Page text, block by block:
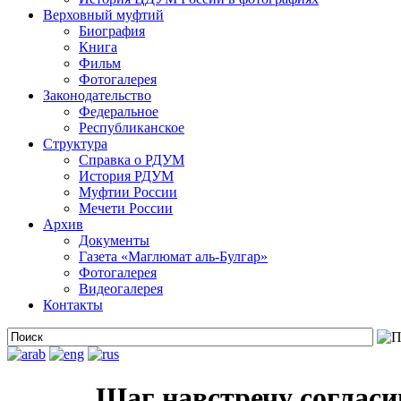
Верховный муфтий
Биография
Книга
Фильм
Фотогалерея
Законодательство
Федеральное
Республиканское
Структура
Справка о РДУМ
История РДУМ
Муфтии России
Мечети России
Архив
Документы
Газета «Маглюмат аль-Булгар»
Фотогалерея
Видеогалерея
Контакты